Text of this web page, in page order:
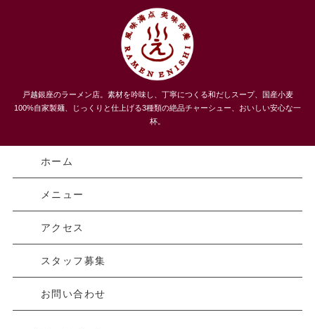
うまい！３種類のチャーシューメン、自家製麺 らーめんえにし
｜戸越｜品川区
戸越銀座のラーメン店。素材を吟味し、丁寧につくる和だしスープ、国産小麦
100%自家製麺、じっくりと仕上げる3種類の絶品チャーシュー、おいしい安心な一
杯。
ホーム
メニュー
アクセス
スタッフ募集
お問い合わせ